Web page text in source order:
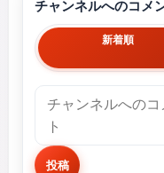
チャンネルへのコメ
新着順
投稿